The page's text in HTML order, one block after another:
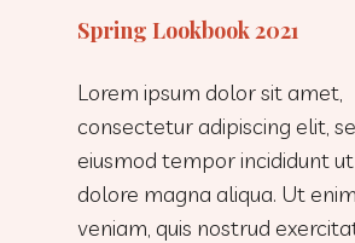
Spring Lookbook 2021
Lorem ipsum dolor sit amet,
consectetur adipiscing elit,
eiusmod tempor incididunt
dolore magna aliqua. Ut
veniam, quis nostrud